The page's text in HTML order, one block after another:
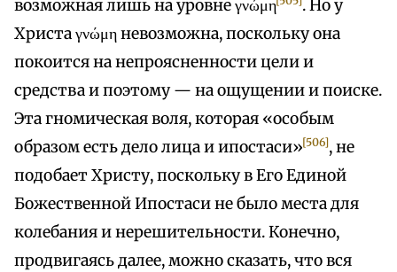
возможная лишь на уровне γνώμη
. Но у
Христа γνώμη невозможна, поскольку она
покоится на непроясненности цели и
средства и поэтому — на ощущении и поиске.
Эта гномическая воля, которая «особым
образом есть дело лица и ипостаси»[506], не
подобает Христу, поскольку в Его Единой
Божественной Ипостаси не было места для
колебания и нерешительности. Конечно,
продвигаясь далее, можно сказать, что вся